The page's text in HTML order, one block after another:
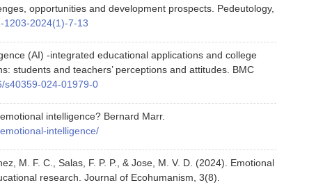
opportunities and development prospects. Pedeutology,
1203-2024(1)-7-13
(AI) -integrated educational applications and college
students and teachers’ perceptions and attitudes. BMC
s40359-024-01979-0
intelligence? Bernard Marr.
intelligence/
M. F. C., Salas, F. P. P., & Jose, M. V. D. (2024). Emotional
research. Journal of Ecohumanism, 3(8).